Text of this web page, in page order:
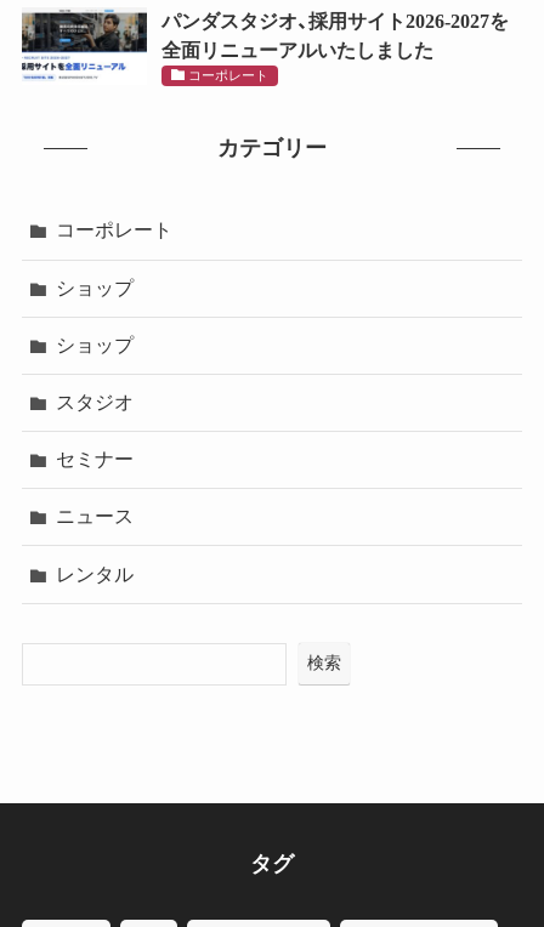
パンダスタジオ、採用サイト2026-2027を
全面リニューアルいたしました
コーポレート
カテゴリー
コーポレート
ショップ
ショップ
スタジオ
セミナー
ニュース
レンタル
検索
タグ